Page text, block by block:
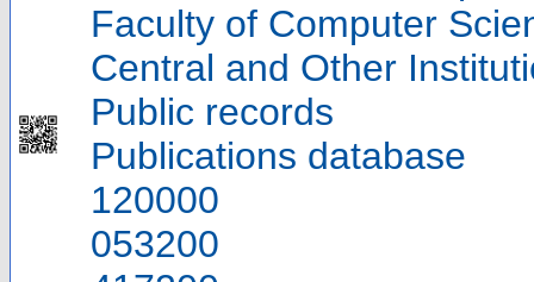
Faculty of Computer
Central and Other
Public records
Publications database
120000
053200